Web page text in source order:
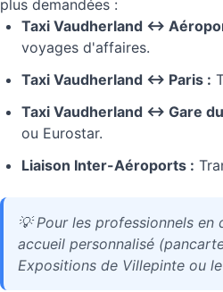
plus demandées :
Taxi Vaudherland ↔
voyages d'affaires.
Taxi Vaudherland ↔ Paris :
Taxi Vaudherland ↔ Gare du
ou Eurostar.
Liaison Inter-Aéroports :
💡Pour les professionnels
accueil personnalisé
Expositions de Villepinte ou